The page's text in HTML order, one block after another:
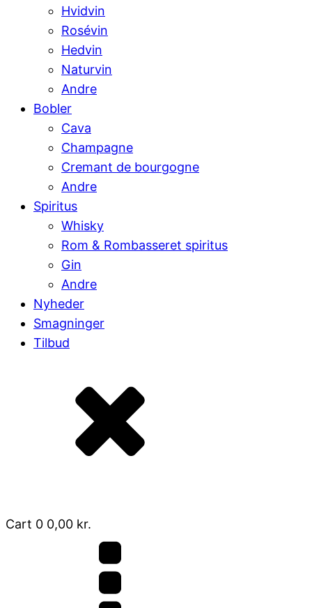
Hvidvin
Rosévin
Hedvin
Naturvin
Andre
Bobler
Cava
Champagne
Cremant de bourgogne
Andre
Spiritus
Whisky
Rom & Rombasseret spiritus
Gin
Andre
Nyheder
Smagninger
Tilbud
Cart 0 0,00 kr.